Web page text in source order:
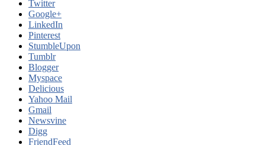
Twitter
Google+
LinkedIn
Pinterest
StumbleUpon
Tumblr
Blogger
Myspace
Delicious
Yahoo Mail
Gmail
Newsvine
Digg
FriendFeed